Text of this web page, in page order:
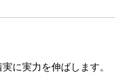
に実力を伸ばします。